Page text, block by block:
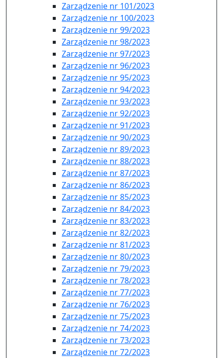
Zarządzenie nr 101/2023
Zarządzenie nr 100/2023
Zarządzenie nr 99/2023
Zarządzenie nr 98/2023
Zarządzenie nr 97/2023
Zarządzenie nr 96/2023
Zarządzenie nr 95/2023
Zarządzenie nr 94/2023
Zarządzenie nr 93/2023
Zarządzenie nr 92/2023
Zarządzenie nr 91/2023
Zarządzenie nr 90/2023
Zarządzenie nr 89/2023
Zarządzenie nr 88/2023
Zarządzenie nr 87/2023
Zarządzenie nr 86/2023
Zarządzenie nr 85/2023
Zarządzenie nr 84/2023
Zarządzenie nr 83/2023
Zarządzenie nr 82/2023
Zarządzenie nr 81/2023
Zarządzenie nr 80/2023
Zarządzenie nr 79/2023
Zarządzenie nr 78/2023
Zarządzenie nr 77/2023
Zarządzenie nr 76/2023
Zarządzenie nr 75/2023
Zarządzenie nr 74/2023
Zarządzenie nr 73/2023
Zarządzenie nr 72/2023